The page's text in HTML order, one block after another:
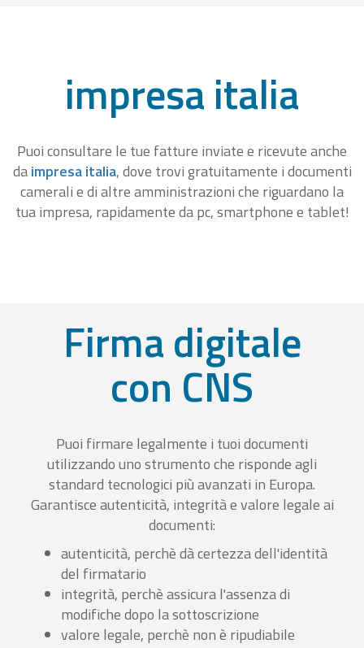
impresa italia
Puoi consultare le tue fatture inviate e ricevute anche
daimpresa italia, dove trovi gratuitamente i documenti
camerali e di altre amministrazioni che riguardano la
tua impresa, rapidamente da pc, smartphone e tablet!
Firma digitale
con CNS
Puoi firmare legalmente i tuoi documenti
utilizzando uno strumento che risponde agli
standard tecnologici più avanzati in Europa.
Garantisce autenticità, integrità e valore legale ai
documenti:
autenticità, perchè dà certezza dell'identità
del firmatario
integrità, perchè assicura l'assenza di
modifiche dopo la sottoscrizione
valore legale, perchè non è ripudiabile